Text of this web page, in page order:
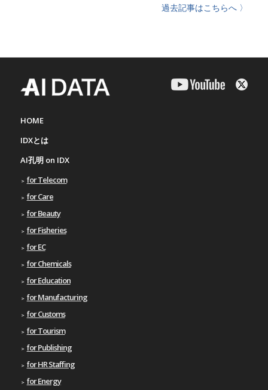
過去記事はこちらへ 〉
HOME
IDXとは
AI孔明 on IDX
for Telecom
for Care
for Beauty
for Fisheries
for EC
for Chemicals
for Education
for Manufacturing
for Customs
for Tourism
for Publishing
for HR Staffing
for Energy